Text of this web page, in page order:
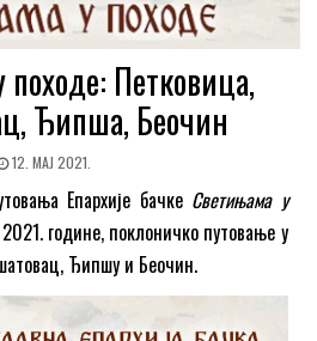
Петковица,
Ђипша, Беочин
12. МАЈ 2021.
Епархије бачке Светињама у
2021. године, поклоничко путовање у
Ђипшу и Беочин.